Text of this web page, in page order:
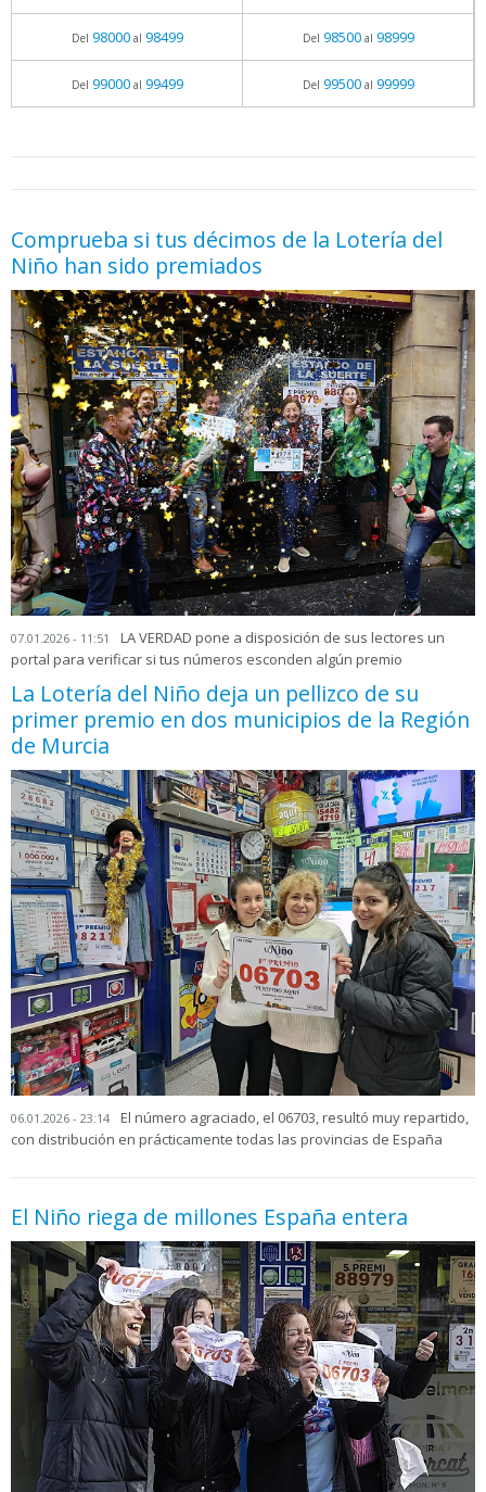
Del 98000al 98499 Del 98500al 98999
Del 99000al 99499 Del 99500al 99999
Comprueba si tus décimos de la Lotería del
Niño han sido premiados
07.01.2026 - 11:51
LA VERDAD pone a disposición de sus lectores un
portal para verificar si tus números esconden algún premio
La Lotería del Niño deja un pellizco de su
primer premio en dos municipios de la Región
de Murcia
06.01.2026 - 23:14
El número agraciado, el 06703, resultó muy repartido,
con distribución en prácticamente todas las provincias de España
El Niño riega de millones España entera